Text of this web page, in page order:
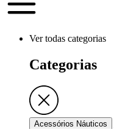
Ver todas categorias
Categorias
Acessórios Náuticos